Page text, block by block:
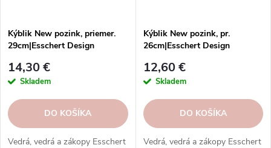
Kýblik New pozink, priemer.
29cm|Esschert Design
14,30 €
Skladem
DO KOŠÍKA
Vedrá, vedrá a zákopy Esschert
Kýblik New pozink, pr.
26cm|Esschert Design
12,60 €
Skladem
DO KOŠÍKA
Vedrá, vedrá a zákopy Esschert